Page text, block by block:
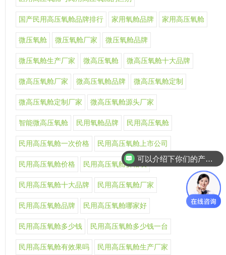
国产民用高压氧舱品牌排行 家用氧舱品牌 家用高压氧舱
微压氧舱 微压氧舱厂家 微压氧舱品牌
微压氧舱生产厂家 微高压氧舱 微高压氧舱十大品牌
微高压氧舱厂家 微高压氧舱品牌 微高压氧舱定制
微高压氧舱定制厂家 微高压氧舱源头厂家
智能微高压氧舱 民用氧舱品牌 民用高压氧舱
民用高压氧舱一次价格 民用高压氧舱上市公司
民用高压氧舱价格 民用高压氧舱价格表
民用高压氧舱十大品牌 民用高压氧舱厂家
民用高压氧舱品牌 民用高压氧舱哪家好
民用高压氧舱多少钱 民用高压氧舱多少钱一台
民用高压氧舱有效果吗 民用高压氧舱生产厂家
可以介绍下你们的产品么
你们是怎么收费的呢